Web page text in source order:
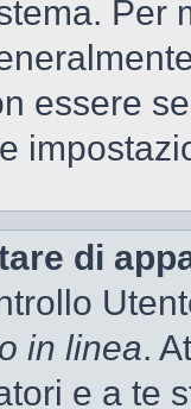
Per
essere
di
in linea.
e a te